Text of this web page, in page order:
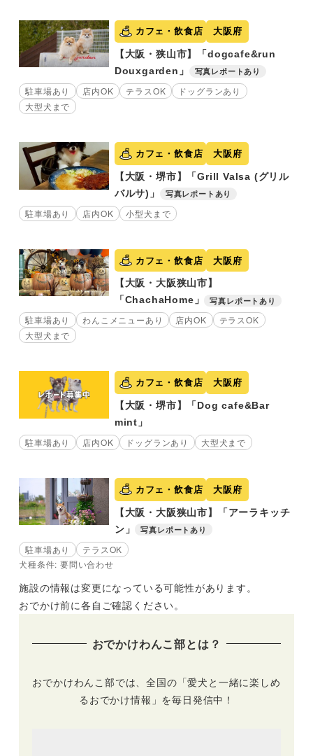
カフェ・飲食店 大阪府
【大阪・狭山市】「dogcafe&run
Douxgarden」
写真レポートあり
駐車場あり 店内OK テラスOK
ドッグランあり
大型犬まで
カフェ・飲食店 大阪府
【大阪・堺市】「Grill Valsa (グリル
バルサ)」
写真レポートあり
駐車場あり 店内OK 小型犬まで
カフェ・飲食店 大阪府
【大阪・大阪狭山市】
「ChachaHome」
写真レポートあり
駐車場あり わんこメニューあり 店内OK
テラスOK
大型犬まで
カフェ・飲食店 大阪府
【大阪・堺市】「Dog cafe&Bar
mint」
駐車場あり 店内OK ドッグランあり 大型犬まで
カフェ・飲食店 大阪府
【大阪・大阪狭山市】「アーラキッチ
ン」
写真レポートあり
駐車場あり
テラスOK
犬種条件: 要問い合わせ
施設の情報は変更になっている可能性があります。
おでかけ前に各自ご確認ください。
おでかけわんこ部とは？
おでかけわんこ部では、全国の「愛犬と一緒に楽しめ
るおでかけ情報」を毎日発信中！